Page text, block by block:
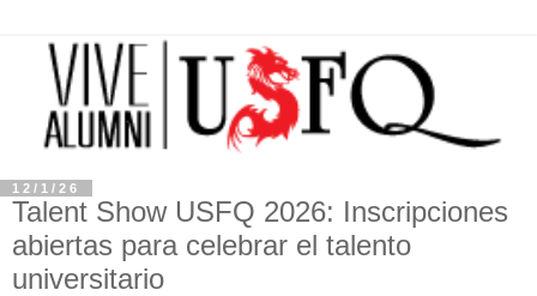
12/1/26
Talent Show USFQ 2026: Inscripciones
abiertas para celebrar el talento
universitario